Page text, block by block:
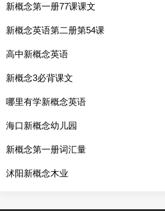
新概念第一册77课课文
新概念英语第二册第54课
高中新概念英语
新概念3必背课文
哪里有学新概念英语
海口新概念幼儿园
新概念第一册词汇量
沭阳新概念木业